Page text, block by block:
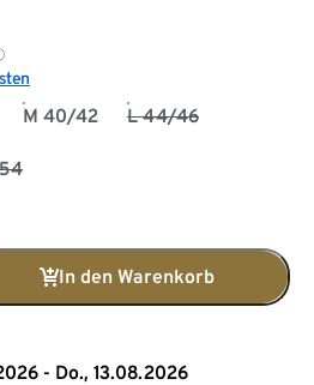
M 40/42 L 44/46
In den Warenkorb
- Do., 13.08.2026